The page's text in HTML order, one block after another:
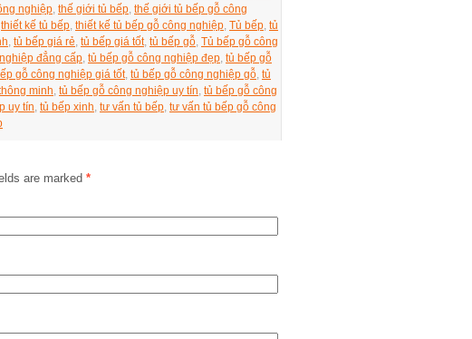
nghiệp, thế giới tủ bếp, thế giới tủ bếp gỗ công
thiết kế tủ bếp, thiết kế tủ bếp gỗ công nghiệp, Tủ bếp, tủ
, tủ bếp giá rẻ, tủ bếp giá tốt, tủ bếp gỗ, Tủ bếp gỗ công
đẳng cấp, tủ bếp gỗ công nghiệp đẹp, tủ bếp gỗ
gỗ công nghiệp giá tốt, tủ bếp gỗ công nghiệp gỗ, tủ
minh, tủ bếp gỗ công nghiệp uy tín, tủ bếp gỗ công
uy tín, tủ bếp xinh, tư vấn tủ bếp, tư vấn tủ bếp gỗ công
are marked *